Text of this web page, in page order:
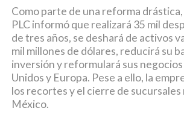
Como parte de una reforma
PLC informó que realizará 35 mil
de tres años, se deshará de activos
mil millones de dólares, reducirá su
inversión y reformulará sus
Unidos y Europa. Pese a ello, la
los recortes y el cierre de
México.